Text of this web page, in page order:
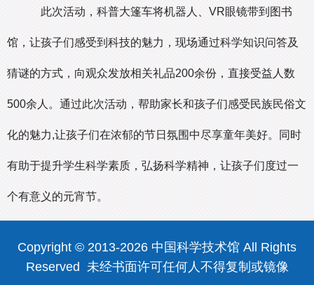
此次活动，科普大篷车将机器人、VR眼镜带到图书
馆，让孩子们感受到科技的魅力，现场通过科学知识问答及
猜谜的方式，向观众发放相关礼品200余份，直接受益人数
500余人。通过此次活动，帮助家长和孩子们感受民族民俗文
化的魅力,让孩子们在浓郁的节日氛围中尽享童年美好。同时
有助于提升学生科学素质，弘扬科学精神，让孩子们度过一
个有意义的元宵节。
Copyright © 2013-2026 中国科学技术馆 All Rights
Reserved 未经书面许可任何人不得复制或镜像